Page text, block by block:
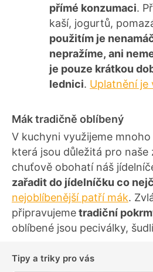
přímé konzumaci.
kaší, jogurtů,
použitím je
nepražíme, ani
je pouze krátkou
lednici. Uplatnění je
Mák tradičně oblíbený
V kuchyni využijeme
která jsou důležitá pro naše
chuťově obohatí náš
zařadit do jídelníčku co
nejoblíbenější patří mák.
připravujemetradiční
oblíbené jsou peciválky,
Tipy a triky pro vás